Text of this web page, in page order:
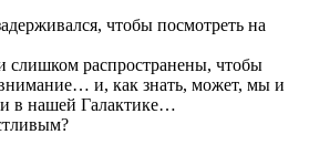
чтобы посмотреть на
слишком распространены, чтобы
и, как знать, может, мы и
в нашей Галактике…